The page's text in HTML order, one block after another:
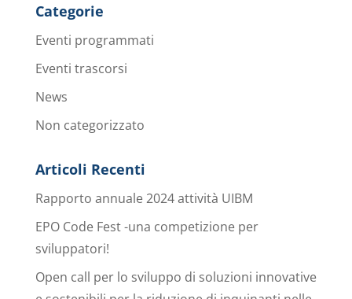
Categorie
Eventi programmati
Eventi trascorsi
News
Non categorizzato
Articoli Recenti
Rapporto annuale 2024 attività UIBM
EPO Code Fest -una competizione per
sviluppatori!
Open call per lo sviluppo di soluzioni innovative